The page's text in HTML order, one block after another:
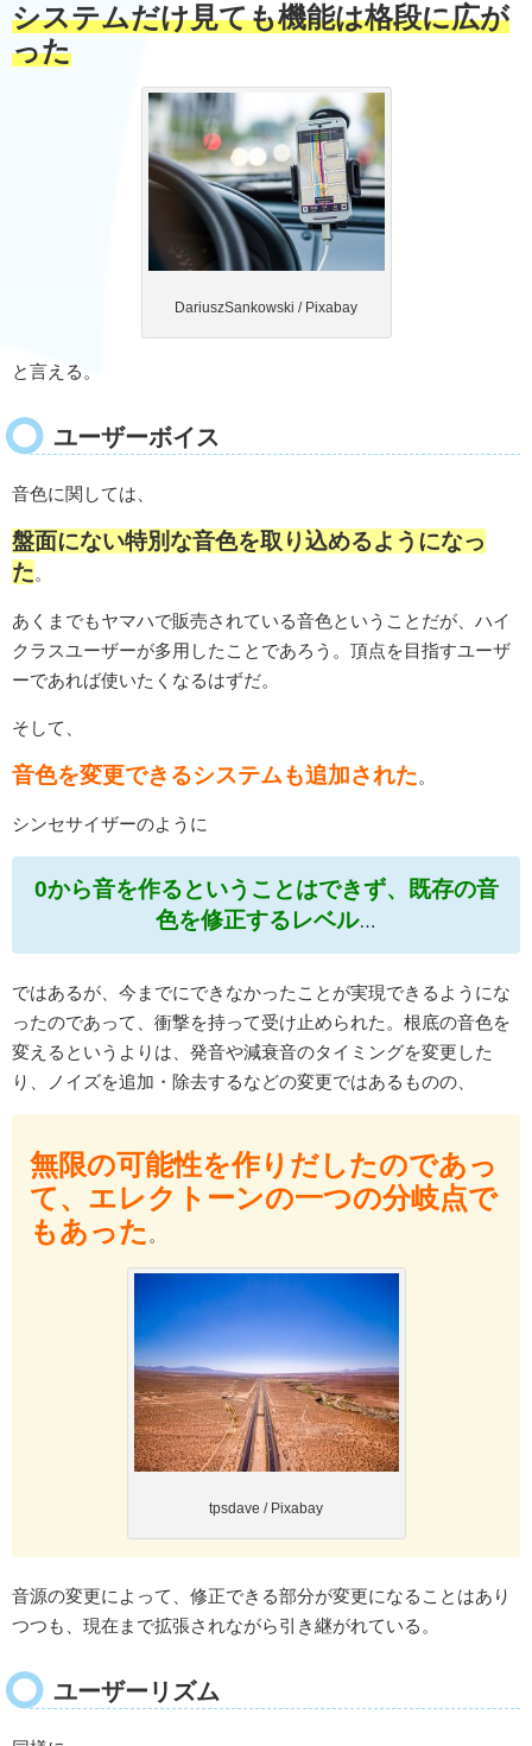
システムだけ見ても機能は格段に広が
った
DariuszSankowski / Pixabay
と言える。
ユーザーボイス
音色に関しては、
盤面にない特別な音色を取り込めるようになっ
た。
あくまでもヤマハで販売されている音色ということだが、ハイ
クラスユーザーが多用したことであろう。頂点を目指すユーザ
ーであれば使いたくなるはずだ。
そして、
音色を変更できるシステムも追加された。
シンセサイザーのように
0から音を作るということはできず、既存の音
色を修正するレベル…
ではあるが、今までにできなかったことが実現できるようにな
ったのであって、衝撃を持って受け止められた。根底の音色を
変えるというよりは、発音や減衰音のタイミングを変更した
り、ノイズを追加・除去するなどの変更ではあるものの、
無限の可能性を作りだしたのであっ
て、エレクトーンの一つの分岐点で
もあった 。
tpsdave / Pixabay
音源の変更によって、修正できる部分が変更になることはあり
つつも、現在まで拡張されながら引き継がれている。
ユーザーリズム